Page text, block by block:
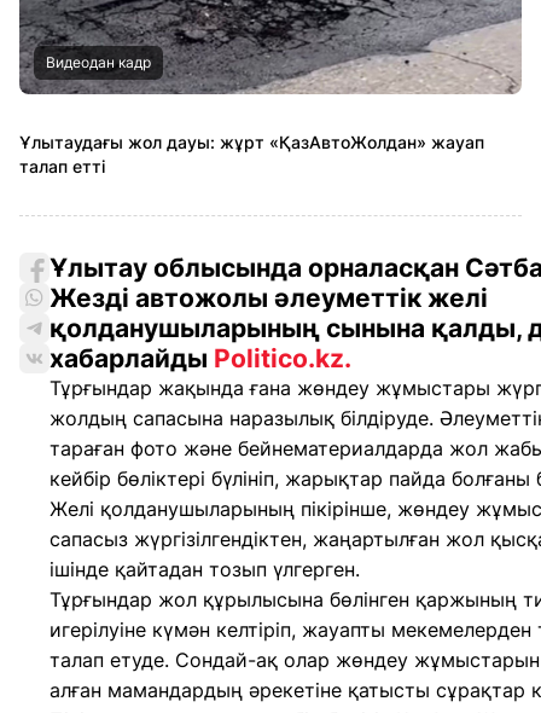
Видеодан кадр
Ұлытаудағы жол дауы: жұрт «ҚазАвтоЖолдан» жауап
талап етті
Ұлытау облысында орналасқан
Жезді автожолы әлеуметтік желі
қолданушыларының сынына қалды,
хабарлайды Politico.kz.
Тұрғындар жақында ғана жөндеу жұмыстары
жолдың сапасына наразылық білдіруде.
тараған фото және бейнематериалдарда жол
кейбір бөліктері бүлініп, жарықтар пайда
Желі қолданушыларының пікірінше, жөндеу
сапасыз жүргізілгендіктен, жаңартылған жол
ішінде қайтадан тозып үлгерген.
Тұрғындар жол құрылысына бөлінген қаржының
игерілуіне күмән келтіріп, жауапты мекемелерден
талап етуде. Сондай-ақ олар жөндеу
алған мамандардың әрекетіне қатысты сұрақтар